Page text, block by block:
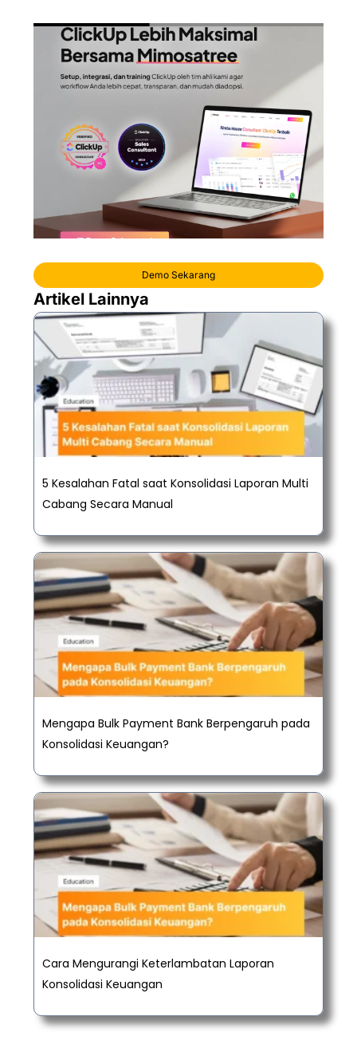
Demo Sekarang
Artikel Lainnya
5 Kesalahan Fatal saat Konsolidasi Laporan Multi
Cabang Secara Manual
Mengapa Bulk Payment Bank Berpengaruh pada
Konsolidasi Keuangan?
Cara Mengurangi Keterlambatan Laporan
Konsolidasi Keuangan